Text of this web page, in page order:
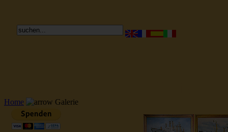
Home Galerie